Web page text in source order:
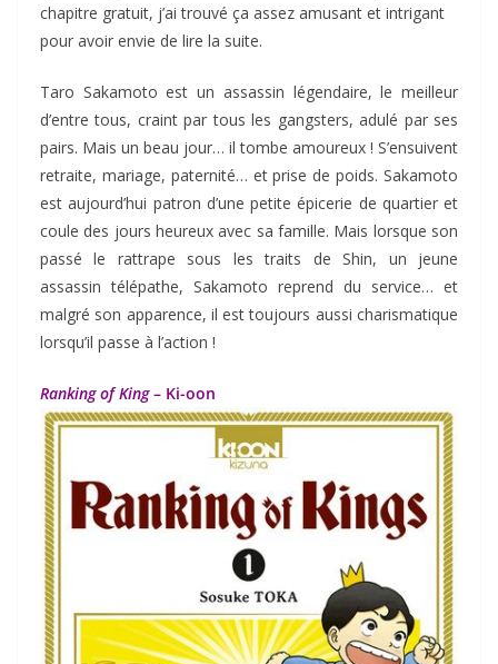
chapitre gratuit, j’ai trouvé ça assez amusant et intrigant
pour avoir envie de lire la suite.
Taro Sakamoto est un assassin légendaire, le meilleur
d’entre tous, craint par tous les gangsters, adulé par ses
pairs. Mais un beau jour… il tombe amoureux ! S’ensuivent
retraite, mariage, paternité… et prise de poids. Sakamoto
est aujourd’hui patron d’une petite épicerie de quartier et
coule des jours heureux avec sa famille. Mais lorsque son
passé le rattrape sous les traits de Shin, un jeune
assassin télépathe, Sakamoto reprend du service… et
malgré son apparence, il est toujours aussi charismatique
lorsqu’il passe à l’action !
Ranking of King– Ki-oon